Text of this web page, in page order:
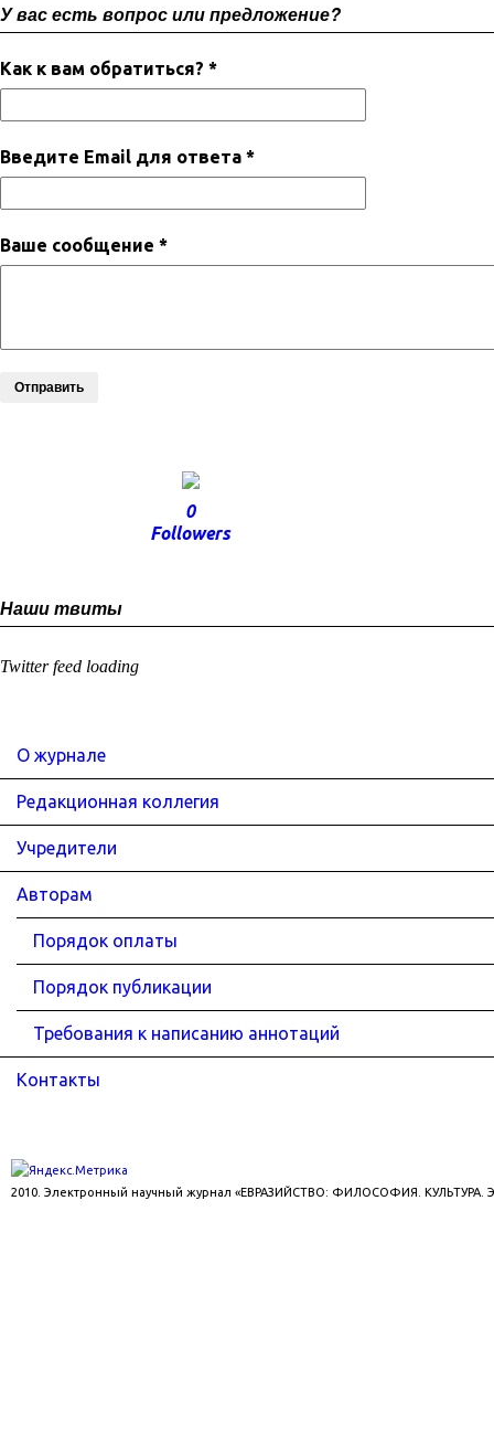
У вас есть вопрос или предложение?
Как к вам обратиться? *
Введите Email для ответа *
Ваше сообщение *
Отправить
0
Followers
Наши твиты
Twitter feed loading
О журнале
Редакционная коллегия
Учредители
Авторам
Порядок оплаты
Порядок публикации
Требования к написанию аннотаций
Контакты
2010. Электронный научный журнал «ЕВРАЗИЙСТВО: ФИЛОСОФИЯ. КУЛЬТУРА.